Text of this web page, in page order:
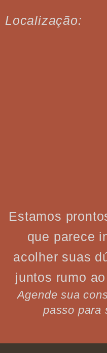
Localização:
Estamos
que parece
acolher suas
juntos rumo
Agende sua
passo para